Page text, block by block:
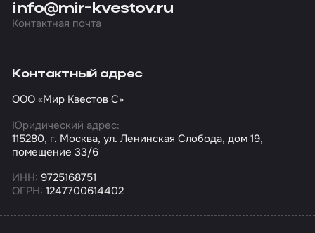
info@mir-kvestov.ru
Контактная почта
Контактный адрес
ООО «Мир Квестов С»
Юридический адрес:
115280, г. Москва, ул. Ленинская Слобода, дом 19,
помещение 33/6
ИНН: 9725168751
ОГРН: 1247700614402